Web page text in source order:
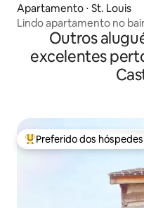
Apartamento ⋅ St. Louis
Lindo apartamento no
Outros
excelentes
Entre os melhores
Preferido dos hóspedes